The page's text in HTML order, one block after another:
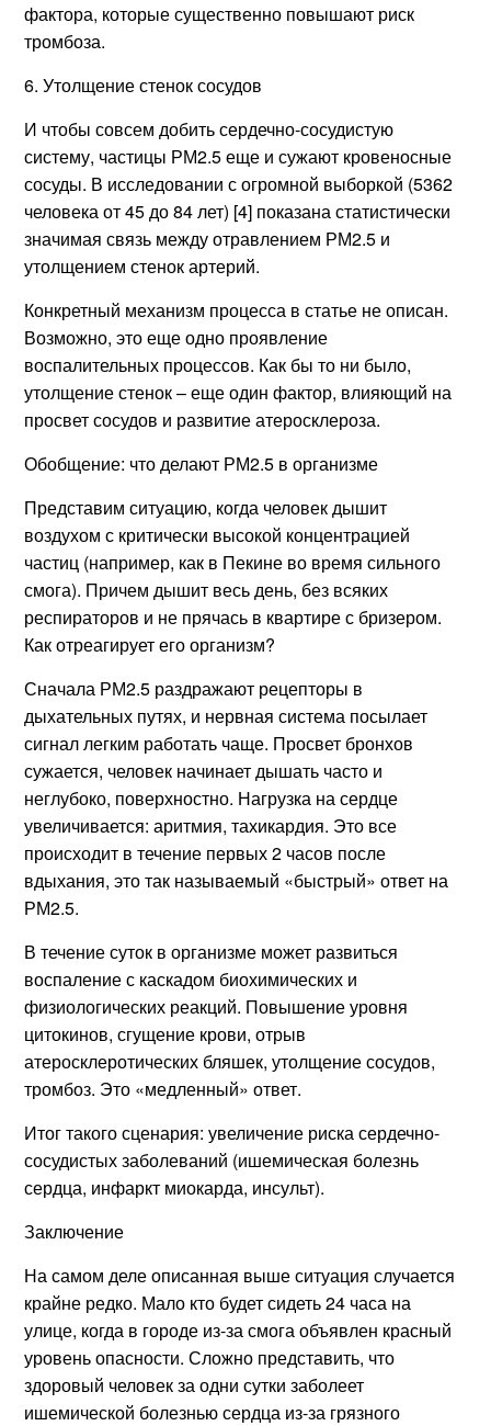
фактора, которые существенно повышают риск
тромбоза.
6. Утолщение стенок сосудов
И чтобы совсем добить сердечно-сосудистую
систему, частицы РМ2.5 еще и сужают кровеносные
сосуды. В исследовании с огромной выборкой (5362
человека от 45 до 84 лет) [4] показана статистически
значимая связь между отравлением РМ2.5 и
утолщением стенок артерий.
Конкретный механизм процесса в статье не описан.
Возможно, это еще одно проявление
воспалительных процессов. Как бы то ни было,
утолщение стенок – еще один фактор, влияющий на
просвет сосудов и развитие атеросклероза.
Обобщение: что делают РМ2.5 в организме
Представим ситуацию, когда человек дышит
воздухом с критически высокой концентрацией
частиц (например, как в Пекине во время сильного
смога). Причем дышит весь день, без всяких
респираторов и не прячась в квартире с бризером.
Как отреагирует его организм?
Сначала РМ2.5 раздражают рецепторы в
дыхательных путях, и нервная система посылает
сигнал легким работать чаще. Просвет бронхов
сужается, человек начинает дышать часто и
неглубоко, поверхностно. Нагрузка на сердце
увеличивается: аритмия, тахикардия. Это все
происходит в течение первых 2 часов после
вдыхания, это так называемый «быстрый» ответ на
РМ2.5.
В течение суток в организме может развиться
воспаление с каскадом биохимических и
физиологических реакций. Повышение уровня
цитокинов, сгущение крови, отрыв
атеросклеротических бляшек, утолщение сосудов,
тромбоз. Это «медленный» ответ.
Итог такого сценария: увеличение риска сердечно-
сосудистых заболеваний (ишемическая болезнь
сердца, инфаркт миокарда, инсульт).
Заключение
На самом деле описанная выше ситуация случается
крайне редко. Мало кто будет сидеть 24 часа на
улице, когда в городе из-за смога объявлен красный
уровень опасности. Сложно представить, что
здоровый человек за одни сутки заболеет
ишемической болезнью сердца из-за грязного